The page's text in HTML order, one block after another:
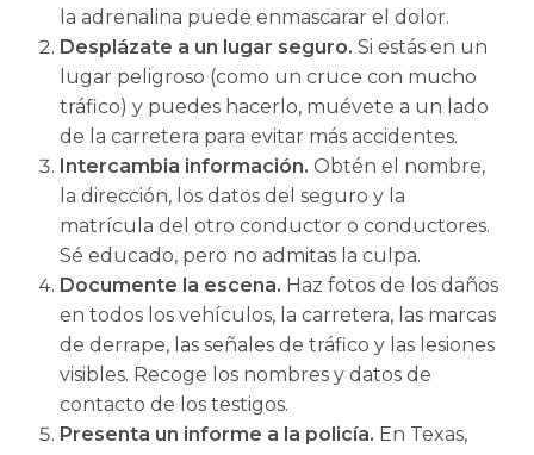
la adrenalina puede enmascarar el dolor.
Desplázate a un lugar seguro. Si estás en un
lugar peligroso (como un cruce con mucho
tráfico) y puedes hacerlo, muévete a un lado
de la carretera para evitar más accidentes.
Intercambia información. Obtén el nombre,
la dirección, los datos del seguro y la
matrícula del otro conductor o conductores.
Sé educado, pero no admitas la culpa.
Documente la escena. Haz fotos de los daños
en todos los vehículos, la carretera, las marcas
de derrape, las señales de tráfico y las lesiones
visibles. Recoge los nombres y datos de
contacto de los testigos.
Presenta un informe a la policía. En Texas,